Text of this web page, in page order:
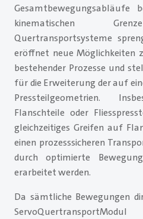
Gesamtbewegungsabläufe
kinematischen
Quertransportsysteme
eröffnet neue Möglichkeiten
bestehender Prozesse und
für die Erweiterung der auf
Pressteilgeometrien.
Flanschteile oder
gleichzeitiges Greifen auf
einen prozesssicheren
durch optimierte
erarbeitet werden.
Da sämtliche Bewegungen